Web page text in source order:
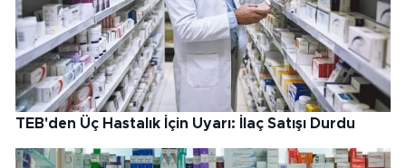
TEB'den Üç Hastalık İçin Uyarı: İlaç Satışı Durdu